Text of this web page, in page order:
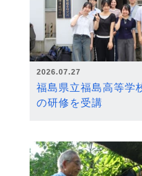
2026.07.27
福島県立福島高等学
の研修を受講